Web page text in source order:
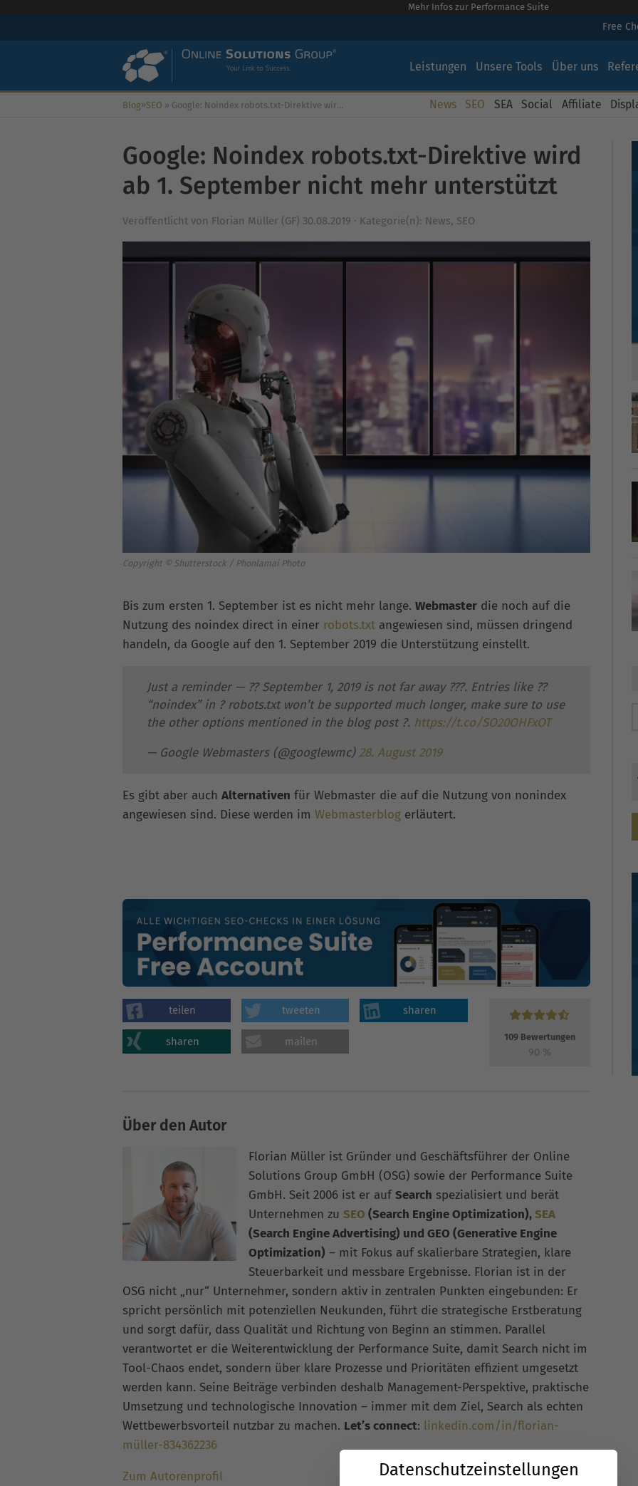
Mehr Infos zur Performance Suite
Free
Leistungen Unsere Tools Über uns
Blog»SEO » Google: Noindex robots.txt-Direktive wird ab 1. September nicht mehr unterstützt News SEO SEA Social Affiliate
Google: Noindex robots.txt-Direktive wird
ab 1. September nicht mehr unterstützt
Veröffentlicht von Florian Müller (GF) 30.08.2019 · Kategorie(n): News, SEO
Copyright © Shutterstock / Phonlamai Photo
Bis zum ersten 1. September ist es nicht mehr lange. Webmaster die noch auf die
Nutzung des noindex direct in einer robots.txt angewiesen sind, müssen dringend
handeln, da Google auf den 1. September 2019 die Unterstützung einstellt.
Just a reminder — ?? September 1, 2019 is not far away ???. Entries like ??
“noindex” in ? robots.txt won’t be supported much longer, make sure to use
the other options mentioned in the blog post ?. https://t.co/SO20OHFxOT
— Google Webmasters (@googlewmc) 28. August 2019
Es gibt aber auch Alternativen für Webmaster die auf die Nutzung von nonindex
angewiesen sind. Diese werden im Webmasterblog erläutert.
teilen tweeten sharen
sharen mailen 109Bewertungen
90 %
Über den Autor
Florian Müller ist Gründer und Geschäftsführer der Online
Solutions Group GmbH (OSG) sowie der Performance Suite
GmbH. Seit 2006 ist er aufSearch spezialisiert und berät
Unternehmen zu SEO (Search Engine Optimization),SEA
(Search Engine Advertising) und GEO (Generative Engine
Optimization) – mit Fokus auf skalierbare Strategien, klare
Steuerbarkeit und messbare Ergebnisse. Florian ist in der
OSG nicht „nur“ Unternehmer, sondern aktiv in zentralen Punkten eingebunden: Er
spricht persönlich mit potenziellen Neukunden, führt die strategische Erstberatung
und sorgt dafür, dass Qualität und Richtung von Beginn an stimmen. Parallel
verantwortet er die Weiterentwicklung der Performance Suite, damit Search nicht im
Tool-Chaos endet, sondern über klare Prozesse und Prioritäten effizient umgesetzt
werden kann. Seine Beiträge verbinden deshalb Management-Perspektive, praktische
Umsetzung und technologische Innovation – immer mit dem Ziel, Search als echten
Wettbewerbsvorteil nutzbar zu machen. Let’s connect: linkedin.com/in/florian-
müller-834362236
Zum Autorenprofil
Datenschutzeinstellungen